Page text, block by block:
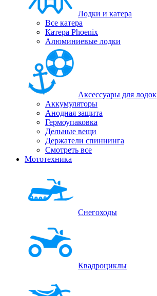
Лодки и катера
Все катера
Катера Phoenix
Алюминиевые лодки
Аксессуары для лодок
Аккумуляторы
Анодная защита
Гермоупаковка
Дельные вещи
Держатели спиннинга
Смотреть все
Мототехника
Снегоходы
Квадроциклы